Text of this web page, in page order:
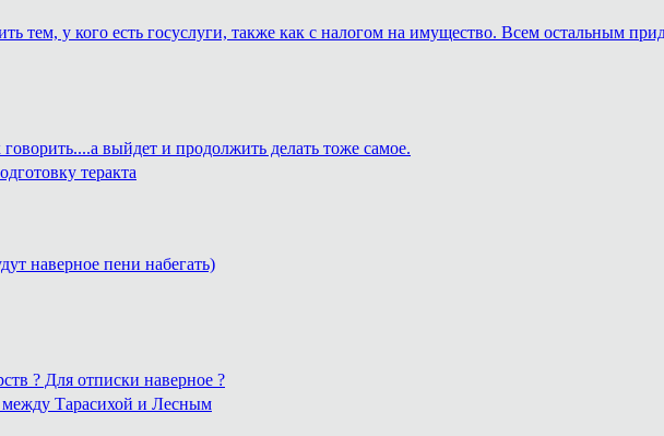
тем, у кого есть госуслуги, также как с налогом на имущество. Всем остальным
выйдет и продолжить делать тоже самое.
теракта
наверное пени набегать)
? Для отписки наверное ?
между Тарасихой и Лесным